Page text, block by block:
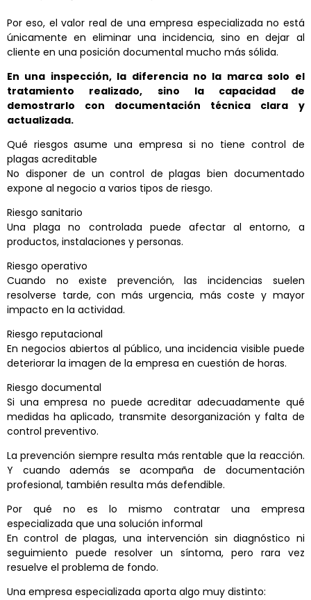
Por eso, el valor real de una empresa especializada no está
únicamente en eliminar una incidencia, sino en dejar al
cliente en una posición documental mucho más sólida.
En una inspección, la diferencia no la marca solo el
tratamiento realizado, sino la capacidad de
demostrarlo con documentación técnica clara y
actualizada.
Qué riesgos asume una empresa si no tiene control de
plagas acreditable
No disponer de un control de plagas bien documentado
expone al negocio a varios tipos de riesgo.
Riesgo sanitario
Una plaga no controlada puede afectar al entorno, a
productos, instalaciones y personas.
Riesgo operativo
Cuando no existe prevención, las incidencias suelen
resolverse tarde, con más urgencia, más coste y mayor
impacto en la actividad.
Riesgo reputacional
En negocios abiertos al público, una incidencia visible puede
deteriorar la imagen de la empresa en cuestión de horas.
Riesgo documental
Si una empresa no puede acreditar adecuadamente qué
medidas ha aplicado, transmite desorganización y falta de
control preventivo.
La prevención siempre resulta más rentable que la reacción.
Y cuando además se acompaña de documentación
profesional, también resulta más defendible.
Por qué no es lo mismo contratar una empresa
especializada que una solución informal
En control de plagas, una intervención sin diagnóstico ni
seguimiento puede resolver un síntoma, pero rara vez
resuelve el problema de fondo.
Una empresa especializada aporta algo muy distinto: